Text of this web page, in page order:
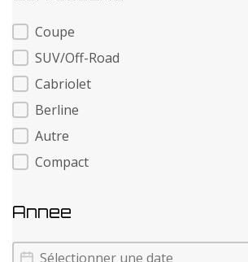
Carrosserie
Coupe
SUV/Off-Road
Cabriolet
Berline
Autre
Compact
Annee
Annee
Annee